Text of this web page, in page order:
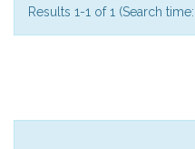
Results 1-1 of 1 (Search